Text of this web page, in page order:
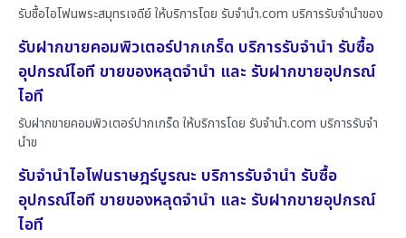
รับซื้อไอโฟนพระสมุทรเจดีย์ ให้บริการโดย รับจํานํา.com บริการรับจำนำของ
รับฝากขายคอมพิวเตอร์ปากเกร็ด บริการรับจำนำ รับซื้อ
อุปกรณ์ไอที ขายของหลุดจำนำ และ รับฝากขายอุปกรณ์
ไอที
รับฝากขายคอมพิวเตอร์ปากเกร็ด ให้บริการโดย รับจํานํา.com บริการรับจำ
นำข
รับจำนำไอโฟนราษฎร์บูรณะ บริการรับจำนำ รับซื้อ
อุปกรณ์ไอที ขายของหลุดจำนำ และ รับฝากขายอุปกรณ์
ไอที